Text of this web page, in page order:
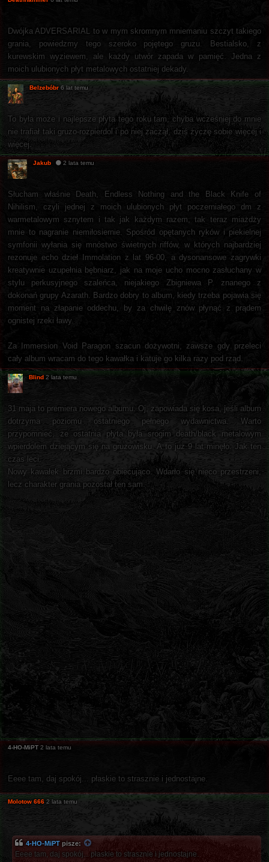
Dwójka ADVERSARIAL to w mym skromnym mniemaniu szczyt takiego
grania, powiedzmy tego szeroko pojętego gruzu. Bestialsko, z
kurewskim wyziewem, ale każdy utwór zapada w pamięć. Jedna z
moich ulubionych płyt metalowych ostatniej dekady.
Belzebóbr 6 lat temu
To była może i najlepsze płyta tego roku tam, chyba wcześniej do mnie
nie trafiał taki gruzo-rozpierdol i po niej zaczął, dziś życzę sobie więcej i
więcej.
Jakub 2 lata temu
Słucham właśnie Death, Endless Nothing and the Black Knife of
Nihilism, czyli jednej z moich ulubionych płyt poczerniałego dm z
warmetalowym sznytem i tak jak każdym razem, tak teraz miażdży
mnie to nagranie niemiłosiernie. Spośród opętanych ryków i piekielnej
symfonii wyłania się mnóstwo świetnych riffów, w których najbardziej
rezonuje echo dzieł Immolation z lat 96-00, a dysonansowe zagrywki
kreatywnie uzupełnia bębniarz, jak na moje ucho mocno zasłuchany w
stylu perkusyjnego szaleńca, niejakiego Zbigniewa P. znanego z
dokonań grupy Azarath. Bardzo dobry to album, kiedy trzeba pojawia się
moment na złapanie oddechu, by za chwilę znów płynąć z prądem
ognistej rzeki ławy.
Za Immersion Void Paragon szacun dożywotni, zawsze gdy przeleci
cały album wracam do tego kawałka i katuje go kilka razy pod rząd.
Blind 2 lata temu
31 maja to premiera nowego albumu. Oj, zapowiada się kosa, jeśli album
dotrzyma poziomu ostatniego pełnego wydawnictwa. Warto
przypomnieć, że ostatnia płyta była srogim death/black metalowym
wpierdolem dziejącym się na gruzowisku. A to już 9 lat minęło. Jak ten
czas leci.
Nowy kawałek brzmi bardzo obiecująco. Wdarło się nieco przestrzeni,
lecz charakter grania pozostał ten sam.
4-HO-MiPT 2 lata temu
Eeee tam, daj spokój... płaskie to strasznie i jednostajne.
Molotow 666 2 lata temu
4-HO-MiPT pisze:
Eeee tam, daj spokój... płaskie to strasznie i jednostajne.